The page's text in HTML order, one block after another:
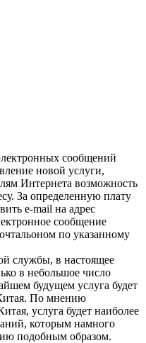
сообщений
новой услуги,
Интернета возможность
За определенную плату
e-mail на адрес
сообщение
по указанному
службы, в настоящее
в небольшое число
будущем услуга будет
По мнению
услуга будет наиболее
которым намного
подобным образом.